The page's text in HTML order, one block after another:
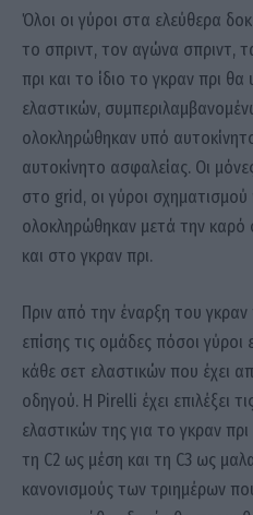
Όλοι οι γύροι στα ελεύθερα
το σπριντ, τον αγώνα σπριντ,
πρι και το ίδιο το γκραν πρι
ελαστικών,
ολοκληρώθηκαν υπό
αυτοκίνητο ασφαλείας. Οι
στο grid, οι γύροι σχηματισμού
ολοκληρώθηκαν μετά την καρό
και στο γκραν πρι.
Πριν από την έναρξη του
επίσης τις ομάδες πόσοι γύροι
κάθε σετ ελαστικών που έχει
οδηγού. Η Pirelli έχει επιλέξει
ελαστικών της για το γκραν
τη C2 ως μέση και τη C3 ως
κανονισμούς των τριημέρων